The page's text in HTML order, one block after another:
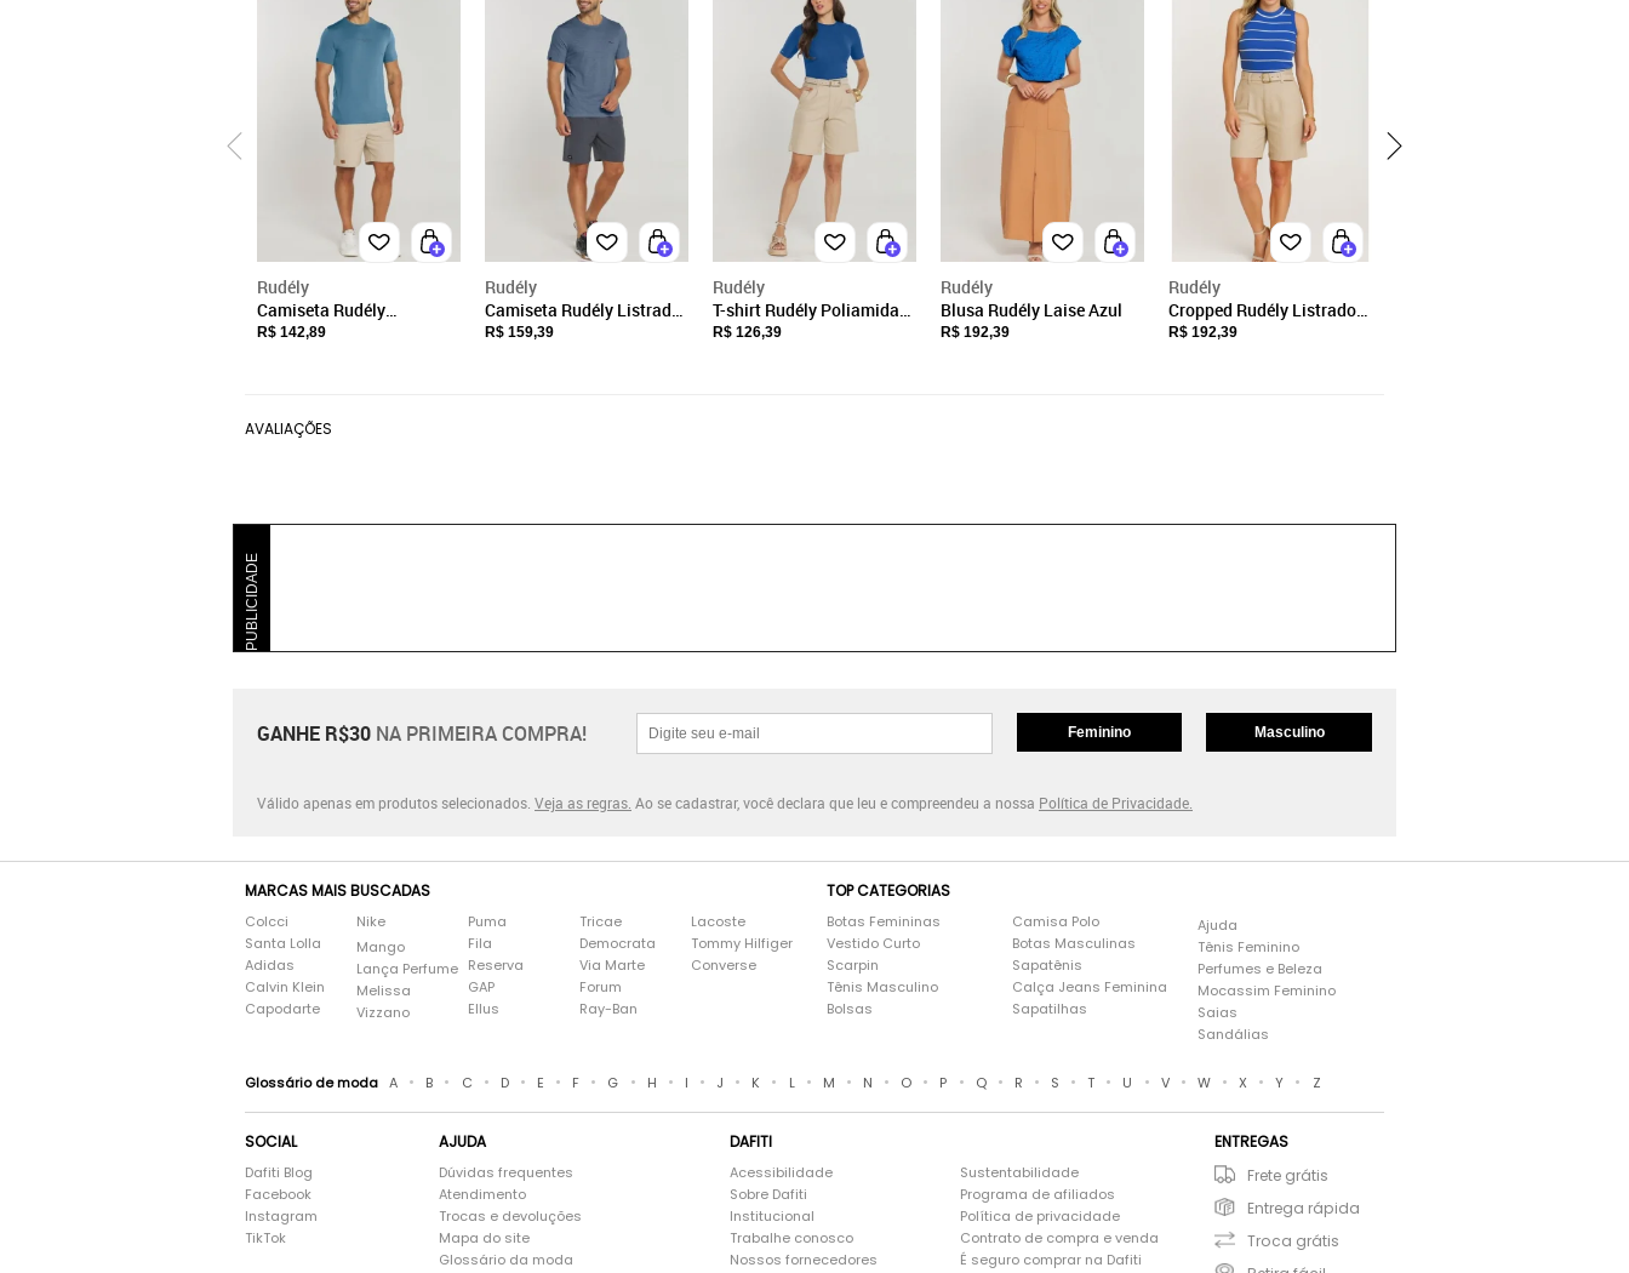
Rudély
Camiseta Rudély
Viscolycra Azul
R$ 142,89
Rudély
Camiseta Rudély Listrada
Azul Marinho
R$ 159,39
Rudély
T-shirt Rudély Poliamida
Azul
R$ 126,39
Rudély
Blusa Rudély Laise Azul
R$ 192,39
Rudély
Cropped Rudély Listrado
Azul
R$ 192,39
AVALIAÇÕES
PUBLICIDADE
GANHE R$30 NA PRIMEIRA COMPRA! Feminino Masculino
Válido apenas em produtos selecionados. Veja as regras. Ao se cadastrar, você declara que leu e compreendeu a nossa Política de Privacidade.
MARCAS MAIS BUSCADAS
Colcci
Santa Lolla
Adidas
Calvin Klein
Capodarte
Nike
Mango
Lança Perfume
Melissa
Vizzano
Puma
Fila
Reserva
GAP
Ellus
Tricae
Democrata
Via Marte
Forum
Ray-Ban
Lacoste
Tommy Hilfiger
Converse
TOP CATEGORIAS
Botas Femininas
Vestido Curto
Scarpin
Tênis Masculino
Bolsas
Camisa Polo
Botas Masculinas
Sapatênis
Calça Jeans Feminina
Sapatilhas
Ajuda
Tênis Feminino
Perfumes e Beleza
Mocassim Feminino
Saias
Sandálias
Glossário de moda A • B • C • D • E • F • G • H • I • J • K • L • M • N • O • P • Q • R • S • T • U • V • W • X • Y • Z
SOCIAL
Dafiti Blog
Facebook
Instagram
TikTok
AJUDA
Dúvidas frequentes
Atendimento
Trocas e devoluções
Mapa do site
Glossário da moda
DAFITI
Acessibilidade
Sobre Dafiti
Institucional
Trabalhe conosco
Nossos fornecedores
Sustentabilidade
Programa de afiliados
Política de privacidade
Contrato de compra e venda
É seguro comprar na Dafiti
ENTREGAS
Frete grátis
Entrega rápida
Troca grátis